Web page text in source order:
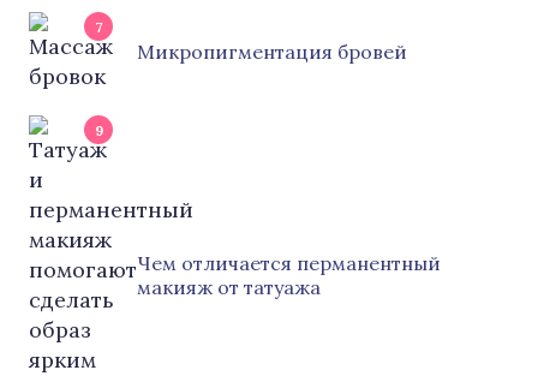
7
Микропигментация бровей
9
Чем отличается перманентный
макияж от татуажа